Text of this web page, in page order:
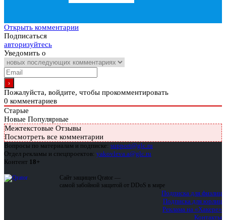
Открыть комментарии
Подписаться
авторизуйтесь
Уведомить о
Пожалуйста, войдите, чтобы прокомментировать
0 комментариев
Старые
Новые Популярные
Межтекстовые Отзывы
Посмотреть все комментарии
Вопросы по материалам и подписке: support@glc.ru
Отдел рекламы и спецпроектов: yakovleva.a@glc.ru
Контент 18+
Сайт защищен Qrator —
самой забойной защитой от DDoS в мире
Подписка для физлиц
Подписка для юрлиц
Реклама на «Хакере»
Контакты